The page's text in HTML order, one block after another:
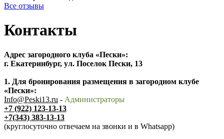
Все отзывы
Контакты
Адрес загородного клуба «Пески»:
г. Екатеринбург, ул. Поселок Пески, 13
1. Для бронирования размещения в загородном клубе
«Пески»:
Info@Peski13.ru - Администраторы
+7 (922) 123-13-13
+7(343) 383-13-13
(круглосуточно отвечаем на звонки и в Whatsapp)